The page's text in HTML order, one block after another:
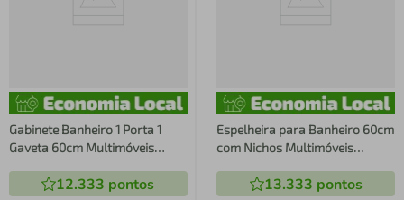
Gabinete Banheiro 1 Porta 1
Gaveta 60cm Multimóveis
12.333 pontos
Espelheira para Banheiro 60cm
com Nichos Multimóveis
13.333 pontos